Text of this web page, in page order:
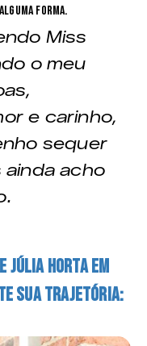
forma.
Miss
o meu
e carinho,
sequer
acho
Júlia Horta em
sua trajetória: